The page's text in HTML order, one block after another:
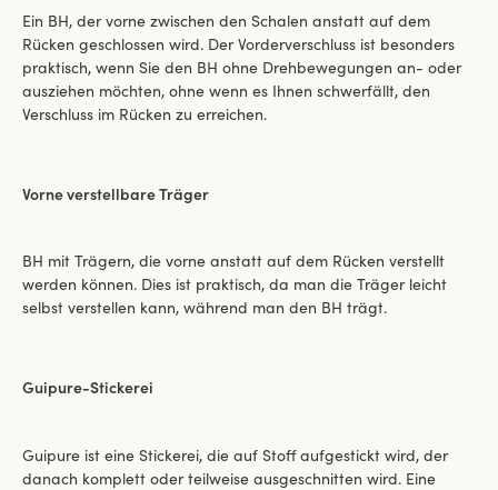
Ein BH, der vorne zwischen den Schalen anstatt auf dem
Rücken geschlossen wird. Der Vorderverschluss ist besonders
praktisch, wenn Sie den BH ohne Drehbewegungen an- oder
ausziehen möchten, ohne wenn es Ihnen schwerfällt, den
Verschluss im Rücken zu erreichen.
Vorne verstellbare Träger
BH mit Trägern, die vorne anstatt auf dem Rücken verstellt
werden können. Dies ist praktisch, da man die Träger leicht
selbst verstellen kann, während man den BH trägt.
Guipure-Stickerei
Guipure ist eine Stickerei, die auf Stoff aufgestickt wird, der
danach komplett oder teilweise ausgeschnitten wird. Eine